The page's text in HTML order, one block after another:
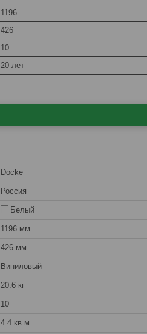
1196
426
10
20 лет
Docke
Россия
Белый
1196 мм
426 мм
Виниловый
20.6 кг
10
4.4 кв.м